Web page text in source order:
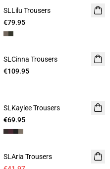
SLLilu Trousers
€79.95
SLCinna Trousers
€109.95
SLKaylee Trousers
€69.95
Linen
- 40%
SLAria Trousers